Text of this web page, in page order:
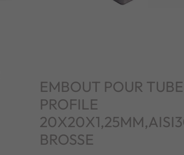
EMBOUT POUR TUBE
PROFILE
BROSSE